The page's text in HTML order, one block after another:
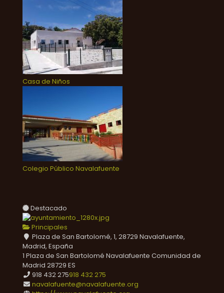
Casa de Niños
Colegio Público Navalafuente
Destacado
Principales
Plaza de San Bartolomé, 1, 28729 Navalafuente,
Madrid, España
1 Plaza de San Bartolomé Navalafuente Comunidad de
Madrid 28729 ES
918 432 275918 432 275
navalafuente@navalafuente.org